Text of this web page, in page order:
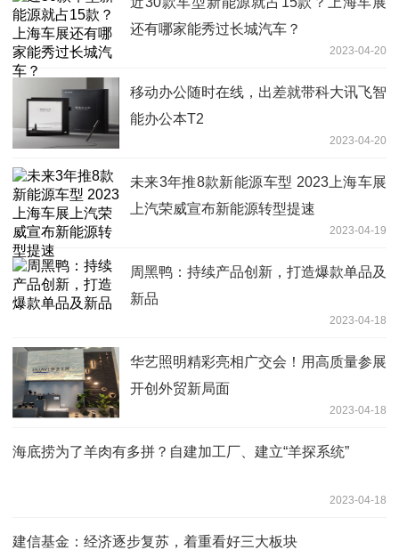
还有哪家能秀过长城汽车？
2023-04-20
移动办公随时在线，出差就带科大讯飞智
能办公本T2
2023-04-20
未来3年推8款新能源车型 2023上海车展
上汽荣威宣布新能源转型提速
2023-04-19
周黑鸭：持续产品创新，打造爆款单品及
新品
2023-04-18
华艺照明精彩亮相广交会！用高质量参展
开创外贸新局面
2023-04-18
海底捞为了羊肉有多拼？自建加工厂、建立“羊探系统”
2023-04-18
建信基金：经济逐步复苏，着重看好三大板块